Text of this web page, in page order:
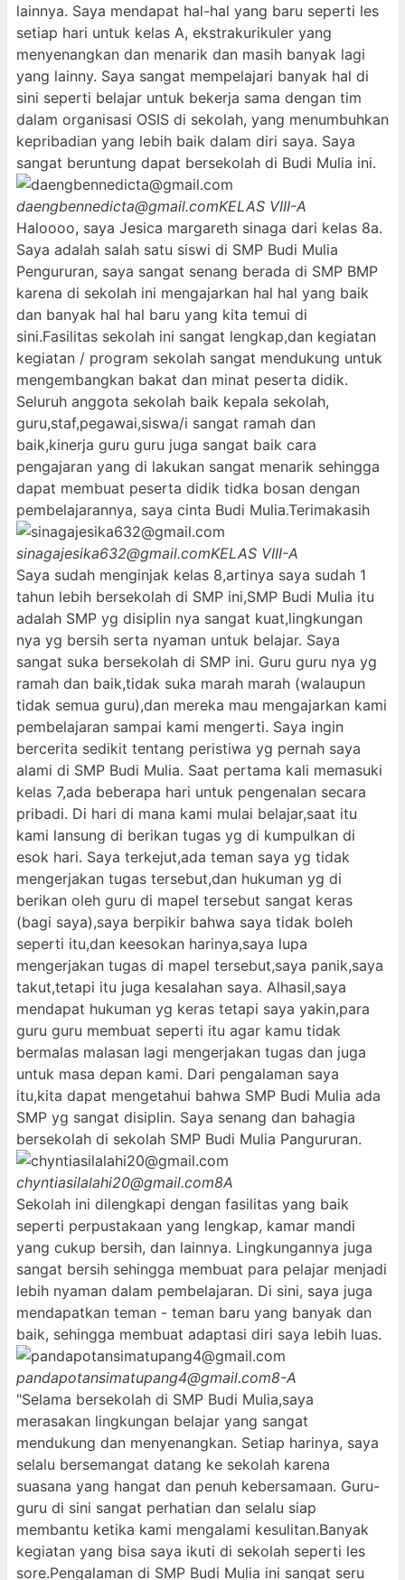
lainnya. Saya mendapat hal-hal yang baru seperti les
setiap hari untuk kelas A, ekstrakurikuler yang
menyenangkan dan menarik dan masih banyak lagi
yang lainny. Saya sangat mempelajari banyak hal di
sini seperti belajar untuk bekerja sama dengan tim
dalam organisasi OSIS di sekolah, yang menumbuhkan
kepribadian yang lebih baik dalam diri saya. Saya
sangat beruntung dapat bersekolah di Budi Mulia ini.
daengbennedicta@gmail.comKELAS VIII-A
Haloooo, saya Jesica margareth sinaga dari kelas 8a.
Saya adalah salah satu siswi di SMP Budi Mulia
Pengururan, saya sangat senang berada di SMP BMP
karena di sekolah ini mengajarkan hal hal yang baik
dan banyak hal hal baru yang kita temui di
sini.Fasilitas sekolah ini sangat lengkap,dan kegiatan
kegiatan / program sekolah sangat mendukung untuk
mengembangkan bakat dan minat peserta didik.
Seluruh anggota sekolah baik kepala sekolah,
guru,staf,pegawai,siswa/i sangat ramah dan
baik,kinerja guru guru juga sangat baik cara
pengajaran yang di lakukan sangat menarik sehingga
dapat membuat peserta didik tidka bosan dengan
pembelajarannya, saya cinta Budi Mulia.Terimakasih
sinagajesika632@gmail.comKELAS VIII-A
Saya sudah menginjak kelas 8,artinya saya sudah 1
tahun lebih bersekolah di SMP ini,SMP Budi Mulia itu
adalah SMP yg disiplin nya sangat kuat,lingkungan
nya yg bersih serta nyaman untuk belajar. Saya
sangat suka bersekolah di SMP ini. Guru guru nya yg
ramah dan baik,tidak suka marah marah (walaupun
tidak semua guru),dan mereka mau mengajarkan kami
pembelajaran sampai kami mengerti. Saya ingin
bercerita sedikit tentang peristiwa yg pernah saya
alami di SMP Budi Mulia. Saat pertama kali memasuki
kelas 7,ada beberapa hari untuk pengenalan secara
pribadi. Di hari di mana kami mulai belajar,saat itu
kami lansung di berikan tugas yg di kumpulkan di
esok hari. Saya terkejut,ada teman saya yg tidak
mengerjakan tugas tersebut,dan hukuman yg di
berikan oleh guru di mapel tersebut sangat keras
(bagi saya),saya berpikir bahwa saya tidak boleh
seperti itu,dan keesokan harinya,saya lupa
mengerjakan tugas di mapel tersebut,saya panik,saya
takut,tetapi itu juga kesalahan saya. Alhasil,saya
mendapat hukuman yg keras tetapi saya yakin,para
guru guru membuat seperti itu agar kamu tidak
bermalas malasan lagi mengerjakan tugas dan juga
untuk masa depan kami. Dari pengalaman saya
itu,kita dapat mengetahui bahwa SMP Budi Mulia ada
SMP yg sangat disiplin. Saya senang dan bahagia
bersekolah di sekolah SMP Budi Mulia Pangururan.
chyntiasilalahi20@gmail.com8A
Sekolah ini dilengkapi dengan fasilitas yang baik
seperti perpustakaan yang lengkap, kamar mandi
yang cukup bersih, dan lainnya. Lingkungannya juga
sangat bersih sehingga membuat para pelajar menjadi
lebih nyaman dalam pembelajaran. Di sini, saya juga
mendapatkan teman - teman baru yang banyak dan
baik, sehingga membuat adaptasi diri saya lebih luas.
pandapotansimatupang4@gmail.com8-A
"Selama bersekolah di SMP Budi Mulia,saya
merasakan lingkungan belajar yang sangat
mendukung dan menyenangkan. Setiap harinya, saya
selalu bersemangat datang ke sekolah karena
suasana yang hangat dan penuh kebersamaan. Guru-
guru di sini sangat perhatian dan selalu siap
membantu ketika kami mengalami kesulitan.Banyak
kegiatan yang bisa saya ikuti di sekolah seperti les
sore.Pengalaman di SMP Budi Mulia ini sangat seru